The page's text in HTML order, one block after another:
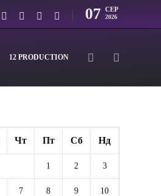
07 СЕР
2026
12 PRODUCTION
Чт Пт Сб Нд
1 2 3
7 8 9 10